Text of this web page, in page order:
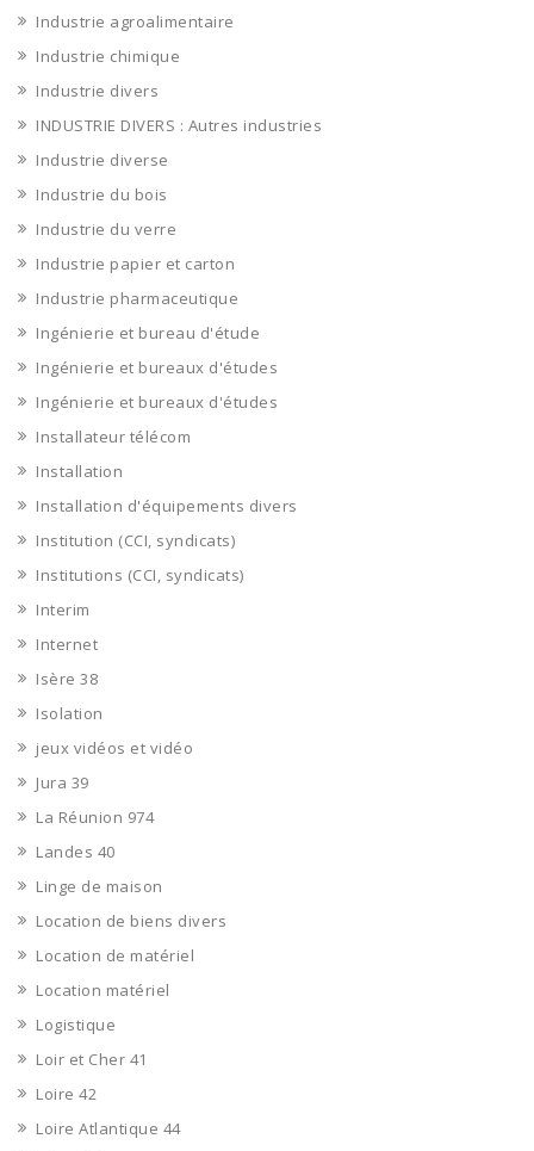
Industrie agroalimentaire
Industrie chimique
Industrie divers
INDUSTRIE DIVERS : Autres industries
Industrie diverse
Industrie du bois
Industrie du verre
Industrie papier et carton
Industrie pharmaceutique
Ingénierie et bureau d'étude
Ingénierie et bureaux d'études
Ingénierie et bureaux d'études
Installateur télécom
Installation
Installation d'équipements divers
Institution (CCI, syndicats)
Institutions (CCI, syndicats)
Interim
Internet
Isère 38
Isolation
jeux vidéos et vidéo
Jura 39
La Réunion 974
Landes 40
Linge de maison
Location de biens divers
Location de matériel
Location matériel
Logistique
Loir et Cher 41
Loire 42
Loire Atlantique 44